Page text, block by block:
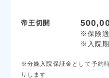
帝王切開
※保険
※入院
※分娩入院保証金として予約
りします